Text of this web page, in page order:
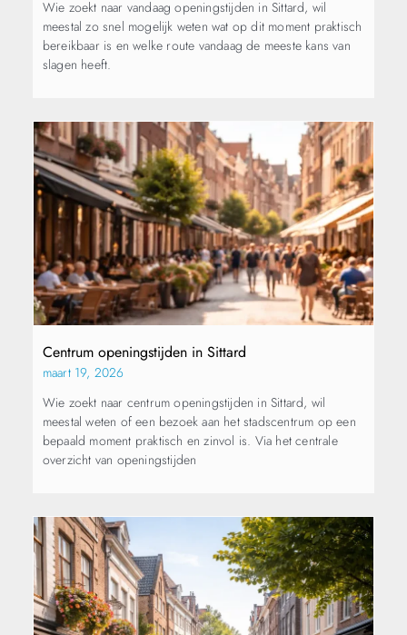
Wie zoekt naar vandaag openingstijden in Sittard, wil
meestal zo snel mogelijk weten wat op dit moment praktisch
bereikbaar is en welke route vandaag de meeste kans van
slagen heeft.
Centrum openingstijden in Sittard
maart 19, 2026
Wie zoekt naar centrum openingstijden in Sittard, wil
meestal weten of een bezoek aan het stadscentrum op een
bepaald moment praktisch en zinvol is. Via het centrale
overzicht van openingstijden